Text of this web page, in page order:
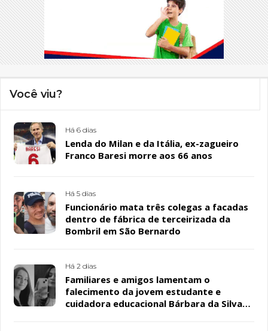
Você viu?
Há 6 dias
Lenda do Milan e da Itália, ex-zagueiro
Franco Baresi morre aos 66 anos
Há 5 dias
Funcionário mata três colegas a facadas
dentro de fábrica de terceirizada da
Bombril em São Bernardo
Há 2 dias
Familiares e amigos lamentam o
falecimento da jovem estudante e
cuidadora educacional Bárbara da Silva